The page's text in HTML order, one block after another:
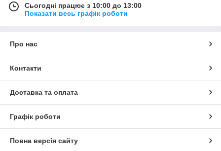
Сьогодні працює з 10:00 до 13:00
Показати весь графік роботи
Про нас
Контакти
Доставка та оплата
Графік роботи
Повна версія сайту